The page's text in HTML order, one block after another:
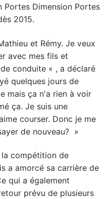
Portes Dimension Portes
2015.
et Rémy. Je veux
avec mes fils et
conduite « , a déclaré
quelques jours de
mais ça n'a rien à voir
ça. Je suis une
courser. Donc je me
de nouveau? »
compétition de
a amorcé sa carrière de
qui a également
prévu de plusieurs